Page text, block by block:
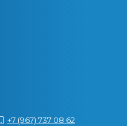
+7 (967) 737 08 62